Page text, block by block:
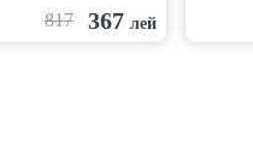
817 367 лей